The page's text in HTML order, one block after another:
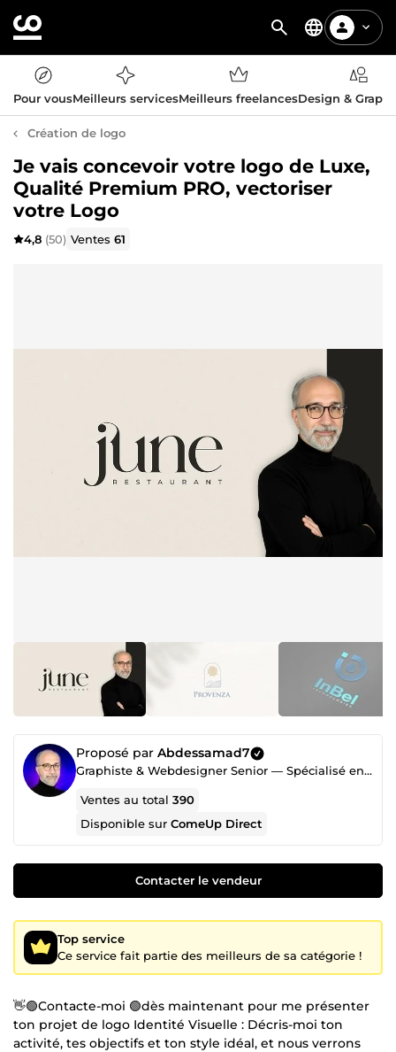
Pour vousMeilleurs servicesMeilleurs freelancesDesign &
Création de logo
Je vais concevoir votre logo de Luxe,
Qualité Premium PRO, vectoriser
votre Logo
4,8 (50) Ventes61
Proposé par Abdessamad7
Graphiste & Webdesigner Senior — Spécialisé en Visuels Commerciaux & Digitaux
Ventes au total390
Disponible surComeUp Direct
Contacter le vendeur
Top service
Ce service fait partie des meilleurs de sa catégorie !
👋🟢Contacte-moi 🟢dès maintenant pour me présenter
ton projet de logo Identité Visuelle : Décris-moi ton
activité, tes objectifs et ton style idéal, et nous verrons